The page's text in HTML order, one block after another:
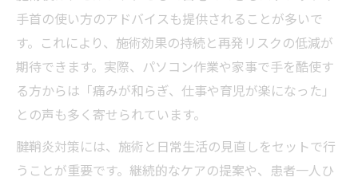
手首の使い方のアドバイスも提供されることが多いで
す。これにより、施術効果の持続と再発リスクの低減が
期待できます。実際、パソコン作業や家事で手を酷使す
る方からは「痛みが和らぎ、仕事や育児が楽になった」
との声も多く寄せられています。
腱鞘炎対策には、施術と日常生活の見直しをセットで行
うことが重要です。継続的なケアの提案や、患者一人ひ